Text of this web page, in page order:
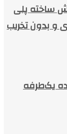
ساخته پلی
و بدون تخریب
جاده یک‌طرفه